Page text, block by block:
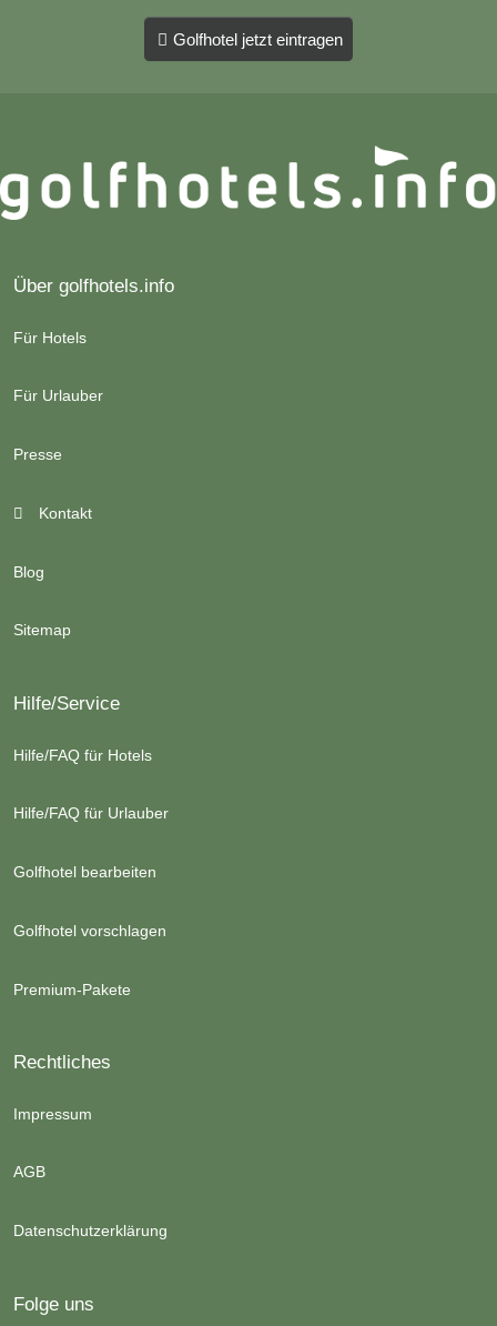
Golfhotel jetzt eintragen
Über golfhotels.info
Für Hotels
Für Urlauber
Presse
Kontakt
Blog
Sitemap
Hilfe/Service
Hilfe/FAQ für Hotels
Hilfe/FAQ für Urlauber
Golfhotel bearbeiten
Golfhotel vorschlagen
Premium-Pakete
Rechtliches
Impressum
AGB
Datenschutzerklärung
Folge uns